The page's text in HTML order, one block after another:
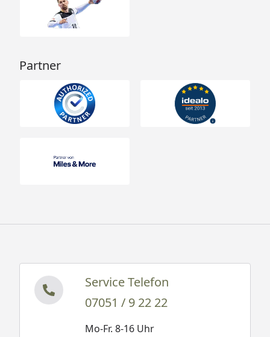
Partner
Service Telefon
07051 / 9 22 22
Mo-Fr. 8-16 Uhr